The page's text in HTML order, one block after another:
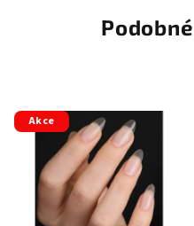
Akce